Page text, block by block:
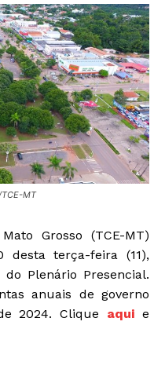
MT
Grosso (TCE-MT)
desta terça-feira (11),
Plenário Presencial.
anuais de governo
2024. Clique aqui e